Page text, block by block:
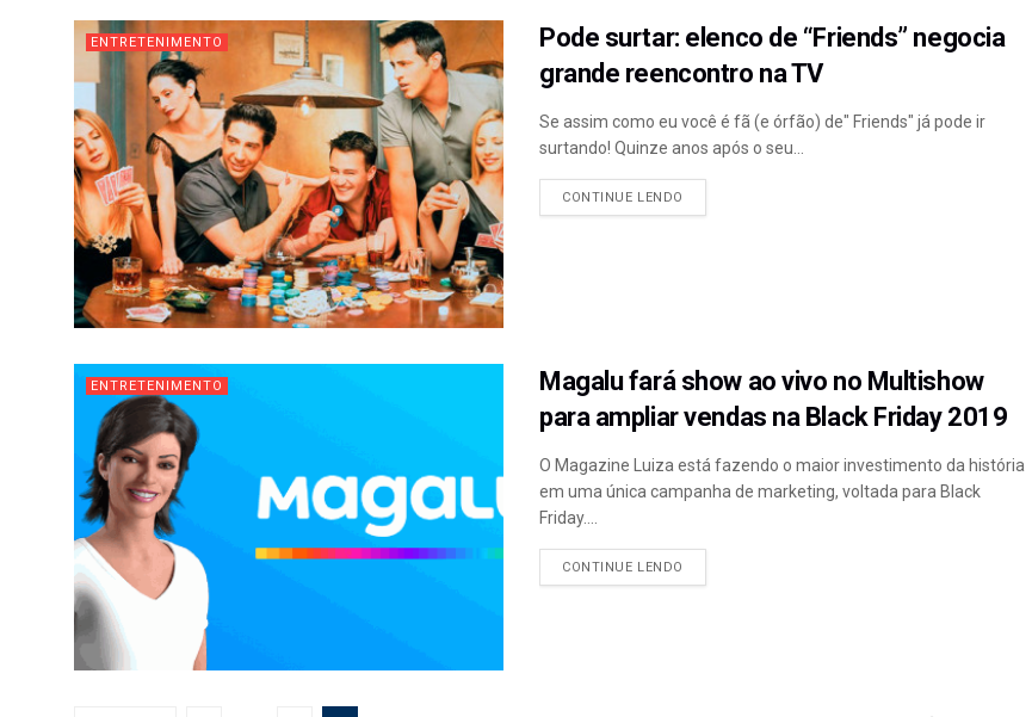
ENTRETENIMENTO
Pode surtar: elenco de “Friends” negocia
grande reencontro na TV
Se assim como eu você é fã (e órfão) de" Friends" já pode ir
surtando! Quinze anos após o seu...
CONTINUE LENDO
ENTRETENIMENTO
Magalu fará show ao vivo no Multishow
para ampliar vendas na Black Friday 2019
O Magazine Luiza está fazendo o maior investimento da história
em uma única campanha de marketing, voltada para Black
Friday....
CONTINUE LENDO